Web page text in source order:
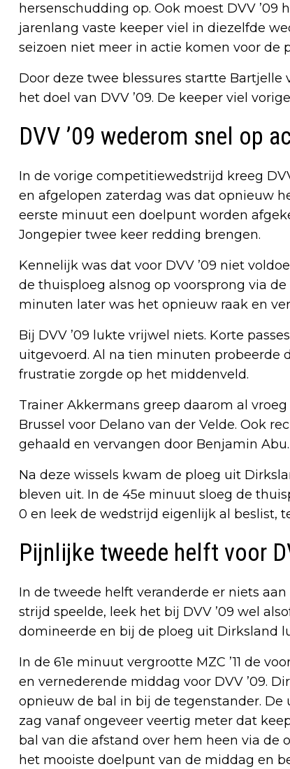
hersenschudding op. Ook moest DVV
jarenlang vaste keeper viel in diezelfde
seizoen niet meer in actie komen voor de
Door deze twee blessures startte
het doel van DVV ’09. De keeper viel
DVV ’09 wederom snel op
In de vorige competitiewedstrijd kreeg
en afgelopen zaterdag was dat opnieuw
eerste minuut een doelpunt worden
Jongepier twee keer redding brengen.
Kennelijk was dat voor DVV ’09 niet
de thuisploeg alsnog op voorsprong via
minuten later was het opnieuw raak en
Bij DVV ’09 lukte vrijwel niets. Korte
uitgevoerd. Al na tien minuten probeerde
frustratie zorgde op het middenveld.
Trainer Akkermans greep daarom al
Brussel voor Delano van der Velde. Ook
gehaald en vervangen door Benjamin Abu.
Na deze wissels kwam de ploeg uit
bleven uit. In de 45e minuut sloeg de
0 en leek de wedstrijd eigenlijk al beslist,
Pijnlijke tweede helft voor
In de tweede helft veranderde er niets aan
strijd speelde, leek het bij DVV ’09 wel
domineerde en bij de ploeg uit Dirksland
In de 61e minuut vergrootte MZC ’11 de
en vernederende middag voor DVV ’09.
opnieuw de bal in bij de tegenstander. De
zag vanaf ongeveer veertig meter dat
bal van die afstand over hem heen via de
het mooiste doelpunt van de middag en